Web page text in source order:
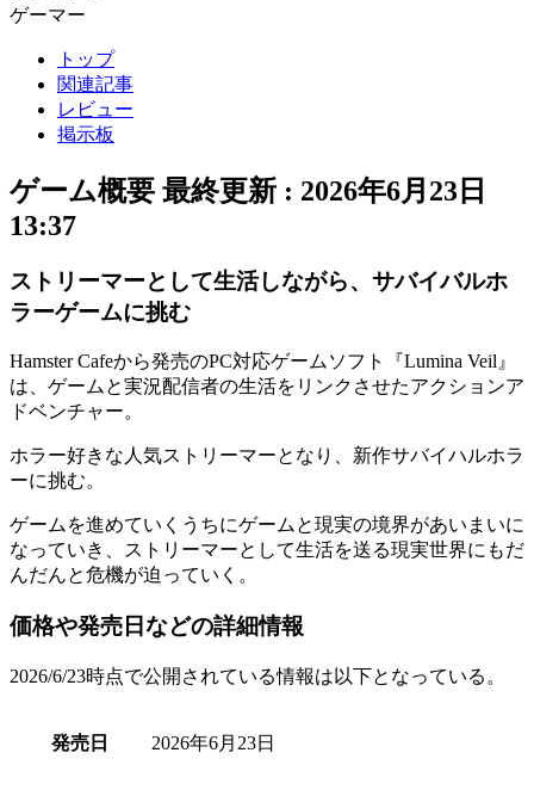
ゲーマー
トップ
関連記事
レビュー
掲示板
ゲーム概要 最終更新 : 2026年6月23日
13:37
ストリーマーとして生活しながら、サバイバルホ
ラーゲームに挑む
Hamster Cafeから発売のPC対応ゲームソフト『Lumina Veil』
は、ゲームと実況配信者の生活をリンクさせたアクションア
ドベンチャー。
ホラー好きな人気ストリーマーとなり、 新作サバイハルホラ
ーに挑む。
ゲームを進めていくうちにゲームと現実の境界があいまいに
なっていき 、ストリーマーとして生活を送る現実世界にもだ
んだんと危機が迫っていく。
価格や発売日などの詳細情報
2026/6/23時点で公開されている情報は以下となっている。
発売日 2026年6月23日